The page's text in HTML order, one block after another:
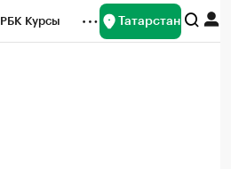
РБК Курсы Татарстан